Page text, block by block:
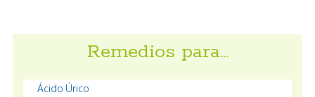
Remedios para…
Ácido Úrico